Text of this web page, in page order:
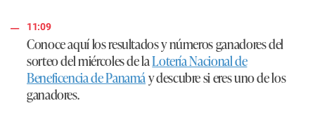
11:09
Conoce aquí los resultados y números ganadores del
sorteo del miércoles de laLotería Nacional de
Beneficencia de Panamáy descubre si eres uno de los
ganadores.